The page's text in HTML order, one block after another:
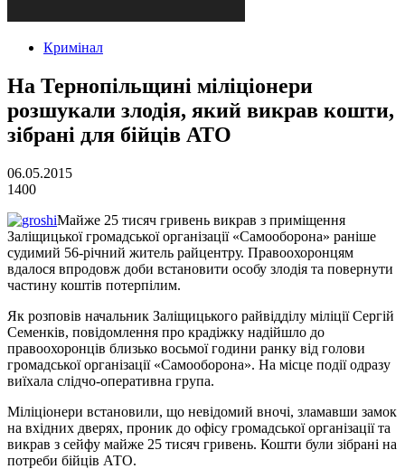
Кримінал
На Тернопільщині міліціонери
розшукали злодія, який викрав кошти,
зібрані для бійців АТО
06.05.2015
1400
Майже 25 тисяч гривень викрав з приміщення
Заліщицької громадської організації «Самооборона» раніше
судимий 56-річний житель райцентру. Правоохоронцям
вдалося впродовж доби встановити особу злодія та повернути
частину коштів потерпілим.
Як розповів начальник Заліщицького райвідділу міліції Сергій
Семенків, повідомлення про крадіжку надійшло до
правоохоронців близько восьмої години ранку від голови
громадської організації «Самооборона». На місце події одразу
виїхала слідчо-оперативна група.
Міліціонери встановили, що невідомий вночі, зламавши замок
на вхідних дверях, проник до офісу громадської організації та
викрав з сейфу майже 25 тисяч гривень. Кошти були зібрані на
потреби бійців АТО.